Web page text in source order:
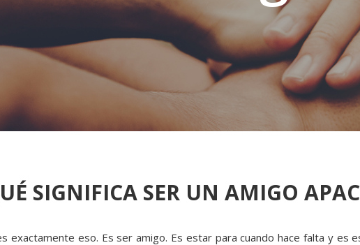
SIGNIFICA SER UN AMIGO
exactamente eso. Es ser amigo. Es estar para cuando hace falta y es